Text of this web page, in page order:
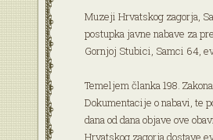
Muzeji Hrvatskog zagorja,
postupka javne nabave za
Gornjoj Stubici, Samci 64,
Temeljem članka 198.
Dokumentacije o nabavi, te
dana od dana objave ove
Hrvatskog zagorja dostave